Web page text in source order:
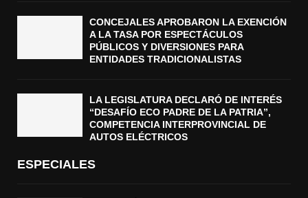
CONCEJALES APROBARON LA EXENCIÓN
A LA TASA POR ESPECTÁCULOS
PÚBLICOS Y DIVERSIONES PARA
ENTIDADES TRADICIONALISTAS
LA LEGISLATURA DECLARÓ DE INTERÉS
“DESAFÍO ECO PADRE DE LA PATRIA”,
COMPETENCIA INTERPROVINCIAL DE
AUTOS ELÉCTRICOS
ESPECIALES